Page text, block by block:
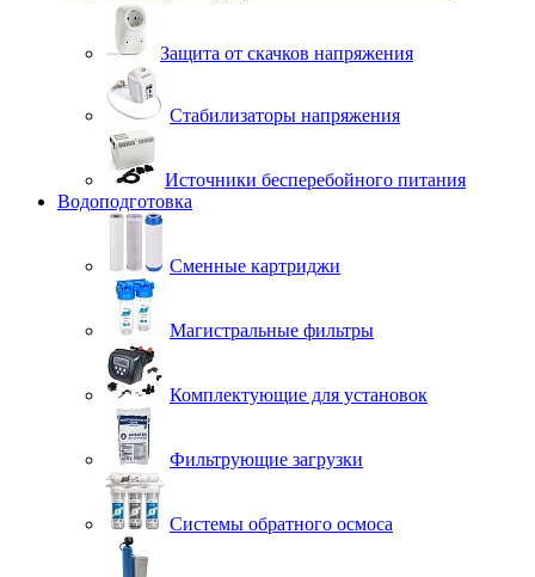
Защита от скачков напряжения
Стабилизаторы напряжения
Источники бесперебойного питания
Водоподготовка
Сменные картриджи
Магистральные фильтры
Комплектующие для установок
Фильтрующие загрузки
Системы обратного осмоса